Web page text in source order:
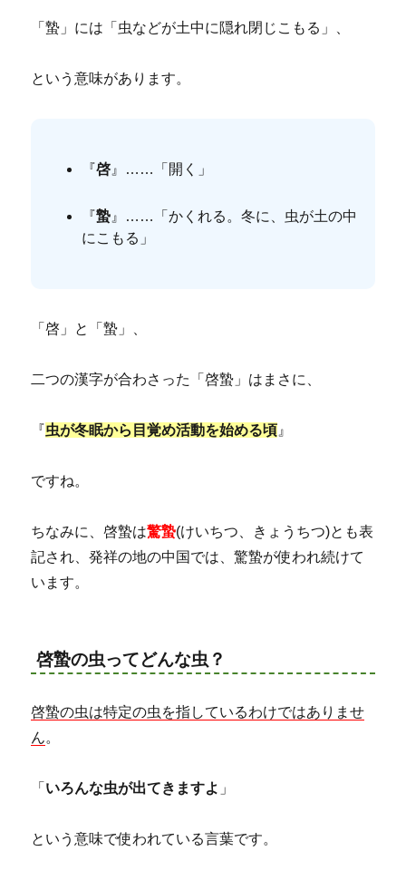
「蟄」には「虫などが土中に隠れ閉じこもる」、
という意味があります。
『啓 』……「開く」
『蟄 』……「かくれる。冬に、虫が土の中
にこもる」
「啓」と「蟄」、
二つの漢字が合わさった「啓蟄」はまさに、
『虫が冬眠から目覚め活動を始める頃 』
ですね。
ちなみに、啓蟄は驚蟄(けいちつ、きょうちつ)とも表
記され、発祥の地の中国では、驚蟄が使われ続けて
います。
啓蟄の虫ってどんな虫？
啓蟄の虫は特定の虫を指しているわけではありませ
ん。
「 いろんな虫が出てきますよ 」
という意味で使われている言葉です。